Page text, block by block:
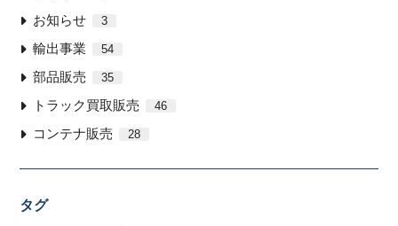
お知らせ 3
輸出事業 54
部品販売 35
トラック買取販売 46
コンテナ販売 28
タグ